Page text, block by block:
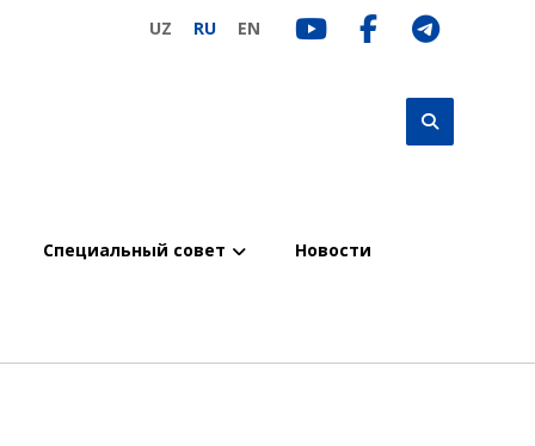
UZ RU EN
Специальный совет Новости